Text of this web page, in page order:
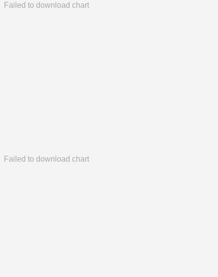
Failed to download chart
Failed to download chart